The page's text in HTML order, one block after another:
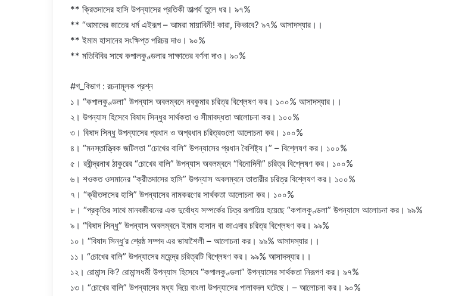
** ক্রিতদাসের হাসি উপন্যাসের প্রতিকী তাত্পর্য তুলে ধর। ৯৭%
** “আমাদের জাতের ধর্ম এইরূপ – আমরা মায়াবিনী! কারা, কিভাবে? ৯৭% আসাদস্যার।।
** ইমাম হাসানের সংক্ষিপ্ত পরিচয় দাও। ৯০%
** মতিবিবির সাথে কপালকুণ্ডলার সাক্ষাতের বর্ণনা দাও। ৯০%
#গ_বিভাগ : রচনামূলক প্রশ্ন
১। “কপালকুণ্ডলা” উপন্যাস অবলম্বনে নবকুমার চরিত্র বিশ্লেষণ কর। ১০০% আসাদস্যার।।
২। উপন্যাস হিসেবে বিষাদ সিন্ধুর সার্থকতা ও সীমাবদ্ধতা আলোচনা কর। ১০০%
৩। বিষাদ সিন্ধু উপন্যাসের প্রধান ও অপ্রধান চরিত্রগুলো আলোচনা কর। ১০০%
৪। “মনস্তাত্ত্বিক জটিলতা “চোখের বালি” উপন্যাসের প্রধান বৈশিষ্ট্য।” – বিশ্লেষণ কর। ১০০%
৫। রবীন্দ্রনাথ ঠাকুরের “চোখের বালি” উপন্যাস অবলম্বনে “বিনোদিনী” চরিত্র বিশ্লেষণ কর। ১০০%
৬। শওকত ওসমানের “ক্রীতদাসের হাসি” উপন্যাস অবলম্বনে তাতারীর চরিত্র বিশ্লেষণ কর। ১০০%
৭। “ক্রীতদাসের হাসি” উপন্যাসের নামকরণের সার্থকতা আলোচনা কর। ১০০%
৮। “প্রকৃতির সাথে মানবজীবনের এক দুর্বোধ্য সম্পর্কের চিত্র রূপায়িয় হয়েছে “কপালকুণ্ডলা” উপন্যাসে আলোচনা কর। ৯৯%
৯। “বিষাদ সিন্ধু” উপন্যাস অবলম্বনে ইমাম হাসান বা জাএদার চরিত্র বিশ্লেষণ কর। ৯৯%
১০। “বিষাদ সিন্ধু’র শ্রেষ্ঠ সম্পদ এর ভাষাশৈলী – আলোচনা কর। ৯৯% আসাদস্যার।।
১১। “চোখের বালি” উপন্যাসের মহেন্দ্র চরিত্রটি বিশ্লেষণ কর। ৯৯% আসাদস্যার।।
১২। রোমান্স কি? রোমান্সধর্মী উপন্যাস হিসেবে “কপালকুণ্ডলা” উপন্যাসের সার্থকতা নিরূপণ কর। ৯৭%
১৩। “চোখের বালি” উপন্যাসের মধ্য দিয়ে বাংলা উপন্যাসের পালাবদল ঘটেছে। – আলোচনা কর। ৯০%